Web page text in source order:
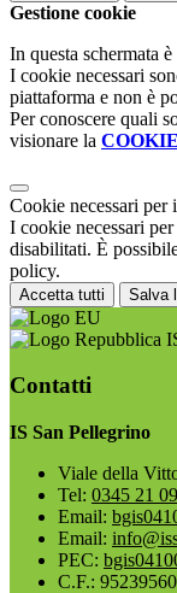
Gestione cookie
In questa schermata
I cookie necessari
piattaforma e non è
Per conoscere quali
visionare la
Cookie necessari per
I cookie necessari
disabilitati. È
policy.
Accetta tutti Salva
Contatti
IS San Pellegrino
Viale della
Tel: 0345 21
Email:
Email:
PEC:
C.F.: